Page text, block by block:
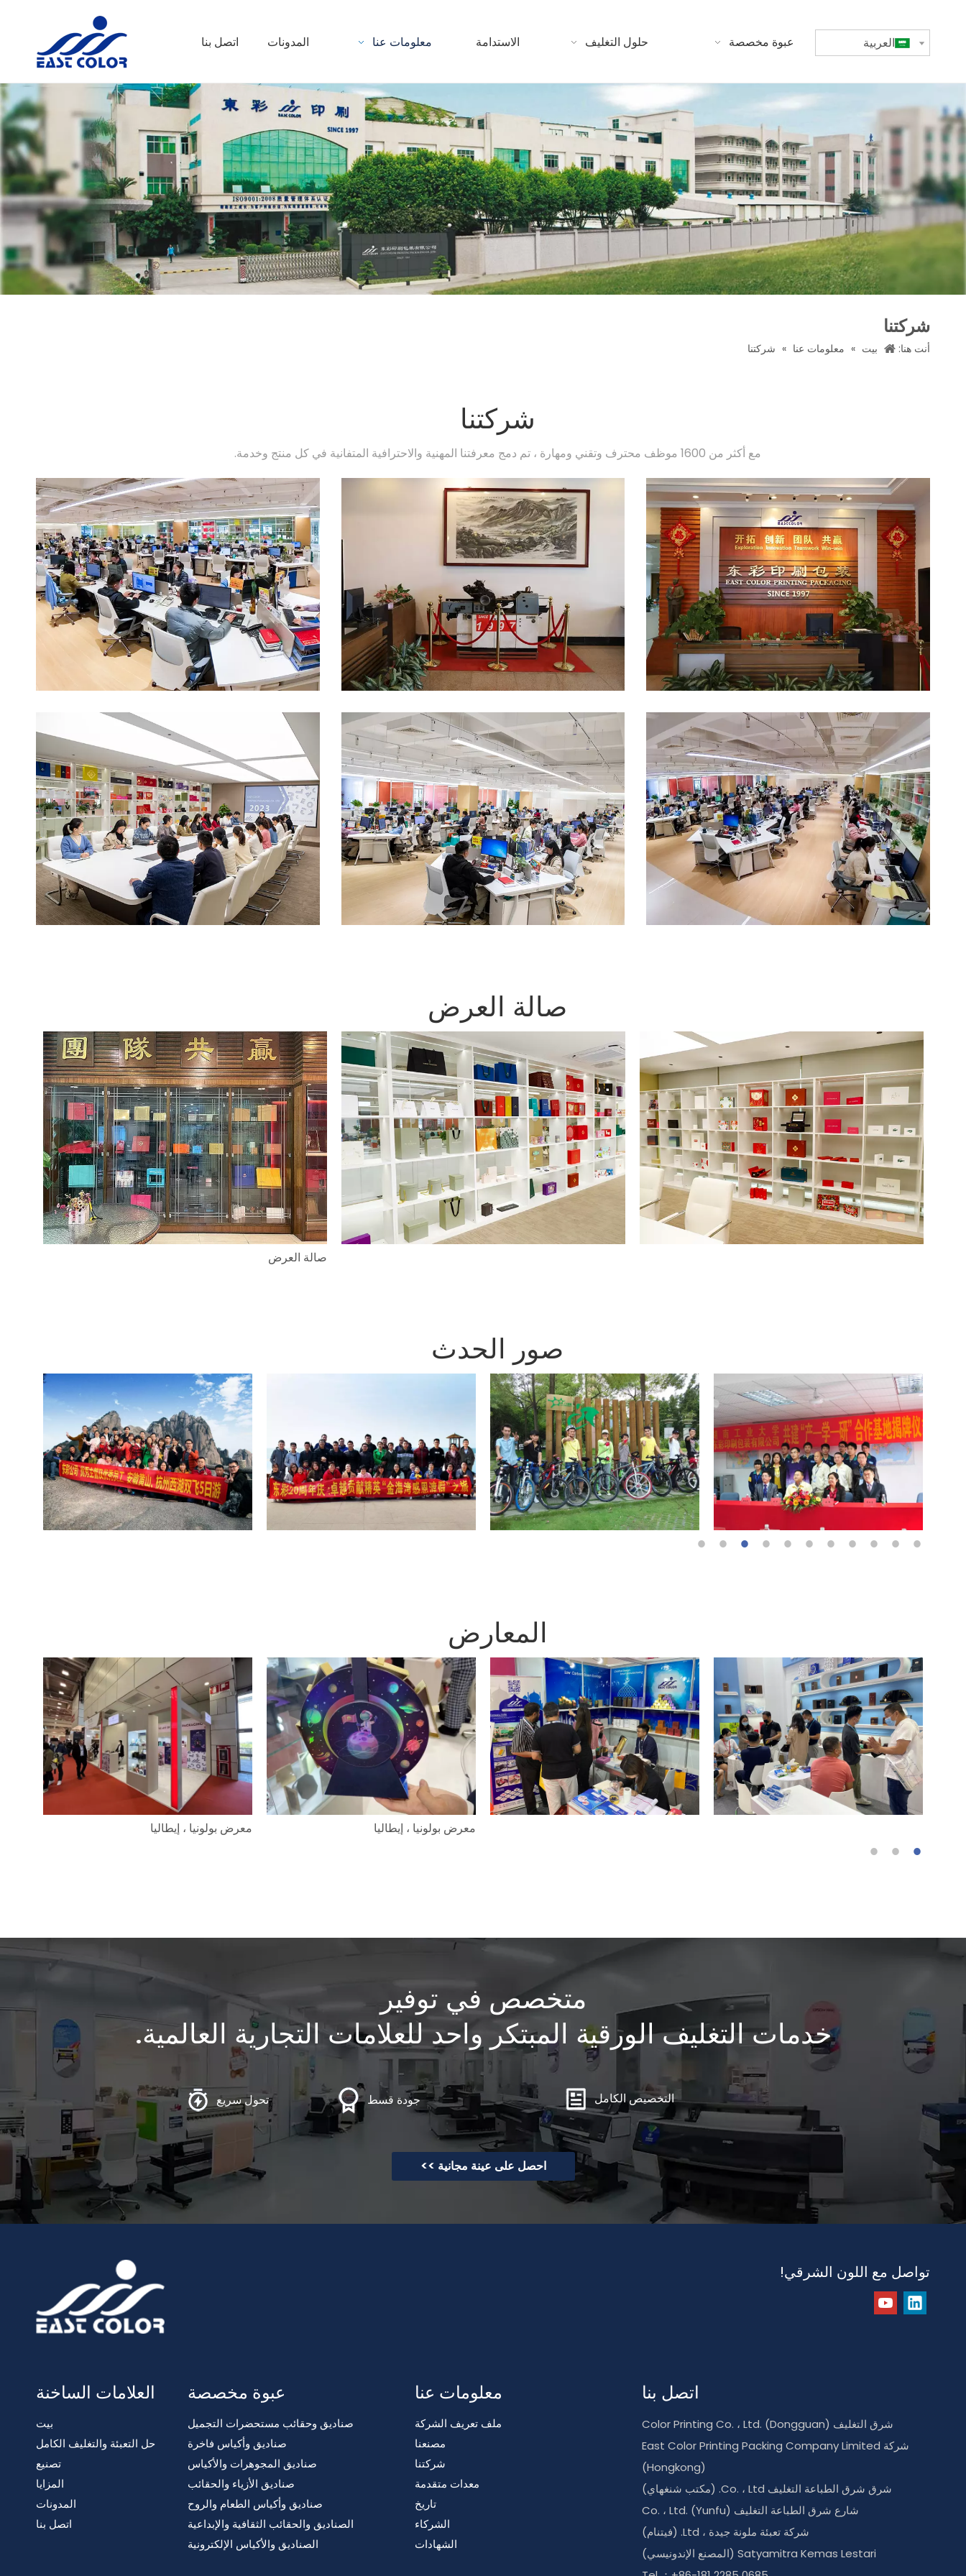
عبوة مخصصة حلول التغليف الاستدامة معلومات عنا المدونات اتصل بنا العربية
شركتنا
أنت هنا: بيت » معلومات عنا » شركتنا
شركتنا
مع أكثر من 1600 موظف محترف وتقني ومهارة ، تم دمج معرفتنا المهنية والاحترافية المتفانية في كل منتج وخدمة.
صالة العرض
صالة العرض
صور الحدث
المعارض
معرض بولونيا ، إيطاليا
متخصص في توفير
خدمات التغليف الورقية المبتكر واحد للعلامات التجارية العالمية.
التخصيص الكامل جودة قسط تحول سريع
احصل على عينة مجانية >>
تواصل مع اللون الشرقي!
العلامات الساخنة
بيت
حل التعبئة والتغليف الكامل
تصنيع
المزايا
المدونات
اتصل بنا
عبوة مخصصة
صناديق وحقائب مستحضرات التجميل
صناديق وأكياس فاخرة
صناديق المجوهرات والأكياس
صناديق الأزياء والحقائب
صناديق وأكياس الطعام والروح
الصناديق والحقائب الثقافية والإبداعية
الصناديق والأكياس الإلكترونية
معلومات عنا
ملف تعريف الشركة
مصنعنا
شركتنا
معدات متقدمة
تاريخ
الشركاء
الشهادات
اتصل بنا
شرق التغليف Color Printing Co. ، Ltd. (Dongguan)
شركة East Color Printing Packing Company Limited
(Hongkong)
شرق شرق الطباعة التغليف Co. ، Ltd. (مكتب شنغهاي)
شارع شرق الطباعة التغليف Co. ، Ltd. (Yunfu)
شركة تعبئة ملونة جيدة ، Ltd. (فيتنام)
Satyamitra Kemas Lestari (المصنع الإندونيسي)